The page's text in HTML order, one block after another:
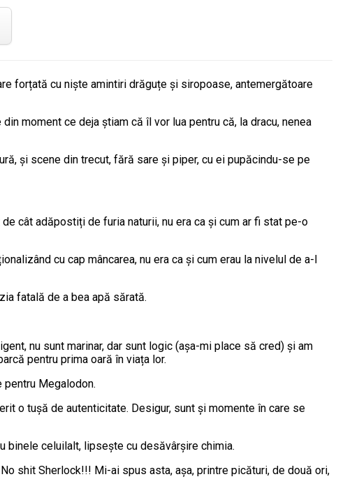
forțată cu niște amintiri drăguțe și siropoase, antemergătoare
moment ce deja știam că îl vor lua pentru că, la dracu, nenea
și scene din trecut, fără sare și piper, cu ei pupăcindu-se pe
cât adăpostiți de furia naturii, nu era ca și cum ar fi stat pe-o
cu cap mâncarea, nu era ca și cum erau la nivelul de a-l
fatală de a bea apă sărată.
nu sunt marinar, dar sunt logic (așa-mi place să cred) și am
pentru prima oară în viața lor.
pentru Megalodon.
o tușă de autenticitate. Desigur, sunt și momente în care se
binele celuilalt, lipsește cu desăvârșire chimia.
shit Sherlock!!! Mi-ai spus asta, așa, printre picături, de două ori,